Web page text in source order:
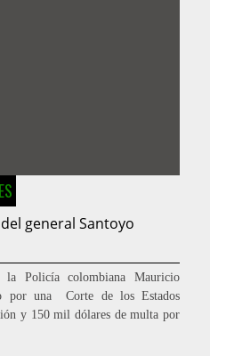
general Santoyo
Policía colombiana Mauricio
por una Corte de los Estados
y 150 mil dólares de multa por